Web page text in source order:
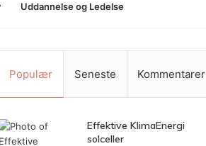
Uddannelse og Ledelse
Populær Seneste Kommentarer
Effektive KlimaEnergi
solceller